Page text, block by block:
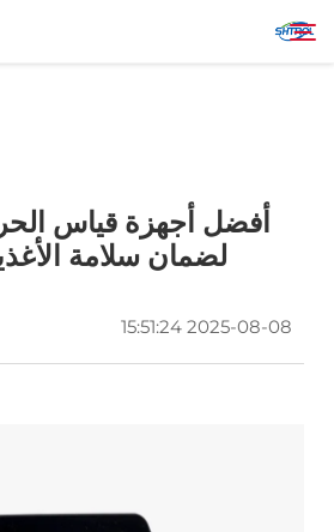
منتجاتأفضل أجهزة قياس
لضمان سلامة الأغذية
2025-08-08 15:51:24